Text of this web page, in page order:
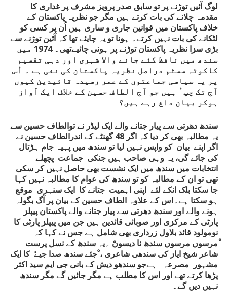
لوگ آئیں توڑنے پر تو سابق صدر پرویز مشرف پر غداری کا
مقدمہ چلانے کی بات کرتے ہیں مگر جو نظریہ پاکستان کے
خلاف پاکستان میں قوانین جاری و ساری ہیں اُن پر کسی کو
لٹکانے کی بات نہیں کرتے۔ ہونا تو یہ چایئے تھا کہ آئین توڑنے سے
بڑی سزا نظریہ پاکستان توڑنے پر ہونی چائیےتھی۔ 1974 میں
سندھ میں نافظ کئے جانے والا شہری اور دہی تقسیم
کاکوٹہ سسٹم دراصل نظریہ پاکستان کی نفی ہے ۔ اُس
پر یہ سیاسی جماعتوں کے عمر رسیدہ قائیدین کیوں
آج تک چپ ُ ہیں جو آج الطاف حسین کے خلاف ایک آواز
ہوکر بیان داغ رہے ہیں؟
سندھ دھرتی سے پیار جتانے والے ایک لیڈر نے توالطاف حسین سے
یہ مطالبہ بھی کر دیا کہ اگر 48 گھنٹے کے اندرالطاف حسین نے
اگر اپنے بیان کو واپس نہیں لیا تو سندھ میں پہیہ جام ہڑتال
کی جائے گی، یہ وہی صاحب ہیں جنکی جماعت پچھلے
انتخابات میں سندھ میں ایک نشست بھی حاصل نہیں کر سکی
تھی تو ان کے مطالبہ کو تو سندھ کی عوام کا مطالبہ نہیں کہا
جا سکتا بلک انکے لئے اپنی اہمیت جتانے کا ایک سنہری موقع
ہو سکتا ہے۔اس کے علاوہ الطاف حسین کے بیان پر آگ بگولہ
ہونے والے اور سندھ دھرتی سے پیار جتانے والے پاکستان پیپلز
پارٹی کے مرکزی اور صوبائی قائدین ہیں جن میں پیپلز پارٹی کا
نومولود قائد بلاول زرداری بھی شامل ہے جس نے کہا کہ
ْمرسوں مرسوں سندھ نا دیسوںْ ۔یہ سندھ کے نسل پرست
شاعر شیخ ایاز کی سندھی شاعری ، ْجئے سندھ صدا جیےٗ کا ایک
مشہور مصرعہ ہےجو سندھو دیش کے بانی جی ایم سید اکثر
پڑھا کرتے تھے اور اس کا مطلب ہے مگر جائیں گے مگر سندھ
نہیں دیں گے۔